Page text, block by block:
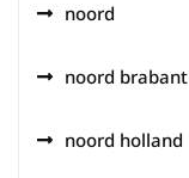
noord
noord brabant
noord holland